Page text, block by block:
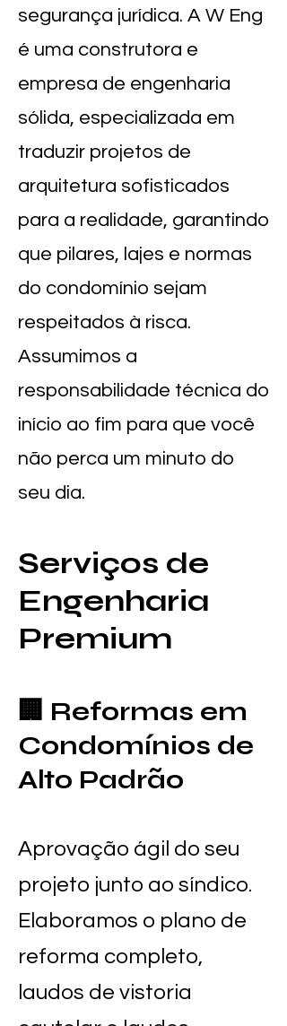
segurança jurídica. A W Eng
é uma construtora e
empresa de engenharia
sólida, especializada em
traduzir projetos de
arquitetura sofisticados
para a realidade, garantindo
que pilares, lajes e normas
do condomínio sejam
respeitados à risca.
Assumimos a
responsabilidade técnica do
início ao fim para que você
não perca um minuto do
seu dia.
Serviços de
Engenharia
Premium
🏢 Reformas em
Condomínios de
Alto Padrão
Aprovação ágil do seu
projeto junto ao síndico.
Elaboramos o plano de
reforma completo,
laudos de vistoria